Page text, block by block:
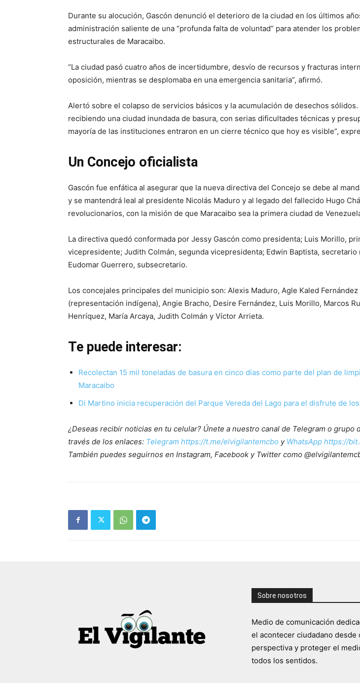
Durante su alocución, Gascón denunció el deterioro de la ciudad en los últimos
administración saliente de una “profunda falta de voluntad” para atender los
estructurales de Maracaibo.
“La ciudad pasó cuatro años de incertidumbre, desvío de recursos y fracturas
oposición, mientras se desplomaba en una emergencia sanitaria”, afirmó.
Alertó sobre el colapso de servicios básicos y la acumulación de desechos sólidos.
recibiendo una ciudad inundada de basura, con serias dificultades técnicas y
mayoría de las instituciones entraron en un cierre técnico que hoy es visible”,
Un Concejo oficialista
Gascón fue enfática al asegurar que la nueva directiva del Concejo se debe al
y se mantendrá leal al presidente Nicolás Maduro y al legado del fallecido Hugo
revolucionarios, con la misión de que Maracaibo sea la primera ciudad de
La directiva quedó conformada por Jessy Gascón como presidenta; Luis Morillo,
vicepresidente; Judith Colmán, segunda vicepresidenta; Edwin Baptista, secretario
Eudomar Guerrero, subsecretario.
Los concejales principales del municipio son: Alexis Maduro, Agle Kaled Fernández
(representación indígena), Angie Bracho, Desire Fernández, Luis Morillo, Marcos
Henríquez, María Arcaya, Judith Colmán y Víctor Arrieta.
Te puede interesar:
Recolectan 15 mil toneladas de basura en cinco días como parte del plan de
Maracaibo
Di Martino inicia recuperación del Parque Vereda del Lago para el disfrute de
¿Deseas recibir noticias en tu celular? Únete a nuestro canal de Telegram o grupo
través de los enlaces: Telegram https://t.me/elvigilantemcbo y WhatsApp https://
También puedes seguirnos en Instagram, Facebook y Twitter como
Sobre nosotros
Medio de comunicación
el acontecer ciudadano desde
perspectiva y proteger el
todos los sentidos.